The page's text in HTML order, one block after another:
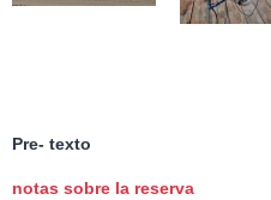
Pre- texto
notas sobre la reserva